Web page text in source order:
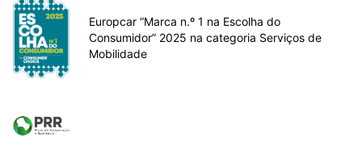
Europcar “Marca n.º 1 na Escolha do
Consumidor” 2025 na categoria Serviços de
Mobilidade